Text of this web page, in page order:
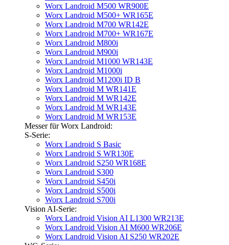
Worx Landroid M500 WR900E
Worx Landroid M500+ WR165E
Worx Landroid M700 WR142E
Worx Landroid M700+ WR167E
Worx Landroid M800i
Worx Landroid M900i
Worx Landroid M1000 WR143E
Worx Landroid M1000i
Worx Landroid M1200i ID B
Worx Landroid M WR141E
Worx Landroid M WR142E
Worx Landroid M WR143E
Worx Landroid M WR153E
Messer für Worx Landroid:
S-Serie:
Worx Landroid S Basic
Worx Landroid S WR130E
Worx Landroid S250 WR168E
Worx Landroid S300
Worx Landroid S450i
Worx Landroid S500i
Worx Landroid S700i
Vision AI-Serie:
Worx Landroid Vision AI L1300 WR213E
Worx Landroid Vision AI M600 WR206E
Worx Landroid Vision AI S250 WR202E